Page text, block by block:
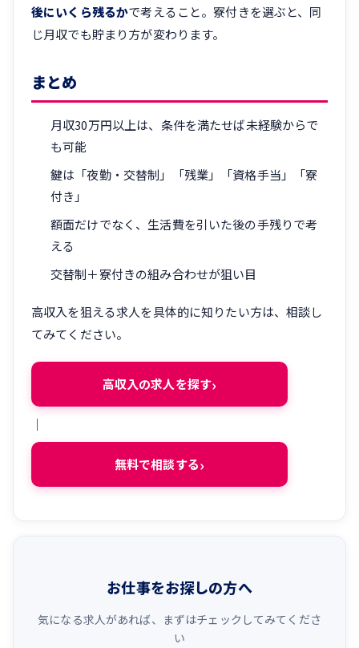
後にいくら残るかで考えること。寮付きを選ぶと、同
じ月収でも貯まり方が変わります。
まとめ
月収30万円以上は、条件を満たせば未経験からで
も可能
鍵は「夜勤・交替制」「残業」「資格手当」「寮
付き」
額面だけでなく、生活費を引いた後の手残りで考
える
交替制＋寮付きの組み合わせが狙い目
高収入を狙える求人を具体的に知りたい方は、相談し
てみてください。
高収入の求人を探す
｜
無料で相談する
お仕事をお探しの方へ
気になる求人があれば、まずはチェックしてみてくださ
い